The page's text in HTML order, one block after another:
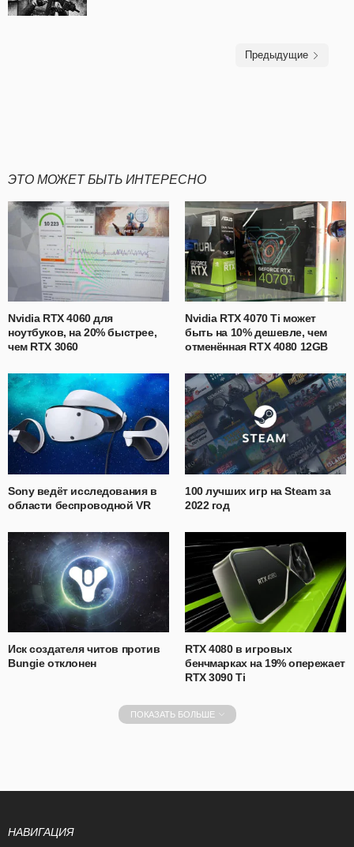
Предыдущие
ЭТО МОЖЕТ БЫТЬ ИНТЕРЕСНО
Nvidia RTX 4060 для
ноутбуков, на 20% быстрее,
чем RTX 3060
Nvidia RTX 4070 Ti может
быть на 10% дешевле, чем
отменённая RTX 4080 12GB
Sony ведёт исследования в
области беспроводной VR
100 лучших игр на Steam за
2022 год
Иск создателя читов против
Bungie отклонен
RTX 4080 в игровых
бенчмарках на 19% опережает
RTX 3090 Ti
ПОКАЗАТЬ БОЛЬШЕ
НАВИГАЦИЯ